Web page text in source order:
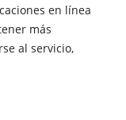
en línea
más
al servicio,